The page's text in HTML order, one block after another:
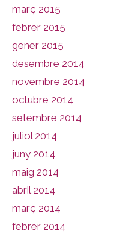
març 2015
febrer 2015
gener 2015
desembre 2014
novembre 2014
octubre 2014
setembre 2014
juliol 2014
juny 2014
maig 2014
abril 2014
març 2014
febrer 2014